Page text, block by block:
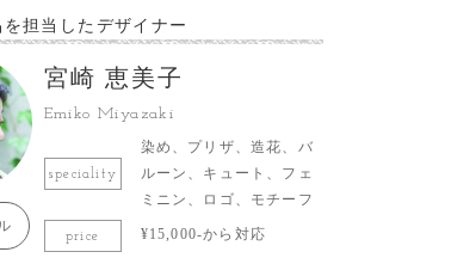
を担当したデザイナー
宮崎 恵美子
Emiko Miyazaki
speciality
染め、プリザ、造花、バ
ルーン、キュート、フェ
ミニン、ロゴ、モチーフ
price ¥15,000-から対応